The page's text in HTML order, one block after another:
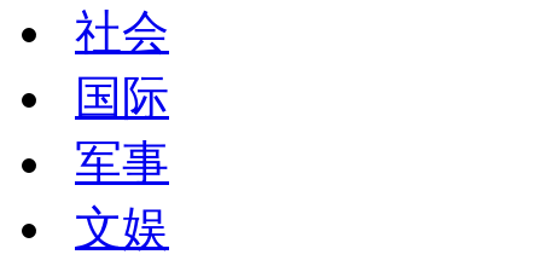
社会
国际
军事
文娱